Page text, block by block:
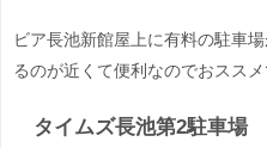
ビア長池新館屋上に有料の駐車
るのが近くて便利なのでおススメ
タイムズ長池第2駐車場